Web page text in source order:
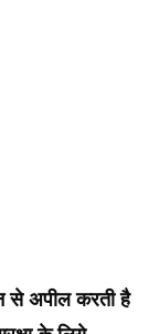
से अपील करती है